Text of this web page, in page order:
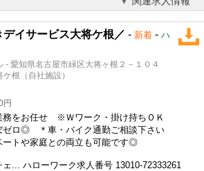
デイサービス大将ケ根／ - 新着 - ハ
- 愛知県名古屋市緑区大将ヶ根２－１０４
根（自社施設）
円
務をお任せ ※Ｗワーク・ 掛け持ち ＯＫ
ゼロ◎ ＊車・バイク通勤ご相談下さい
ートや家庭との両立も可能です◎
ェ... ハローワーク求人番号 13010-72333261